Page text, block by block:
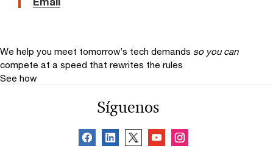
We help you meet tomorrow’s tech demands so you can
compete at a speed that rewrites the rules
See how
Síguenos